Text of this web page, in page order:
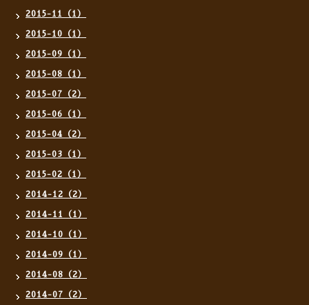
2015-11（1）
2015-10（1）
2015-09（1）
2015-08（1）
2015-07（2）
2015-06（1）
2015-04（2）
2015-03（1）
2015-02（1）
2014-12（2）
2014-11（1）
2014-10（1）
2014-09（1）
2014-08（2）
2014-07（2）